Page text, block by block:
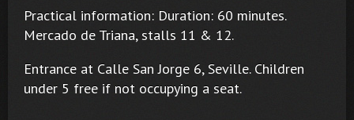
Practical information: Duration: 60 minutes.
Mercado de Triana, stalls 11 & 12.
Entrance at Calle San Jorge 6, Seville. Children
under 5 free if not occupying a seat.